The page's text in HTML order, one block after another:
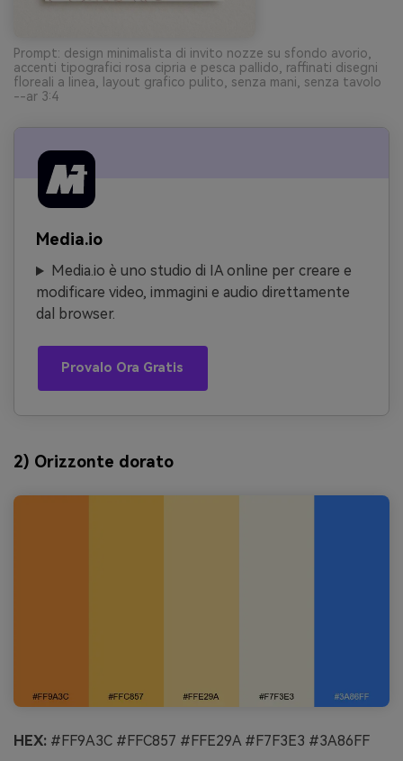
Prompt: design minimalista di invito nozze su sfondo avorio,
accenti tipografici rosa cipria e pesca pallido, raffinati disegni
floreali a linea, layout grafico pulito, senza mani, senza tavolo
--ar 3:4
Media.io
Media.io è uno studio di IA online per creare e
modificare video, immagini e audio direttamente
dal browser.
Provalo Ora Gratis
2) Orizzonte dorato
HEX: #FF9A3C #FFC857 #FFE29A #F7F3E3 #3A86FF